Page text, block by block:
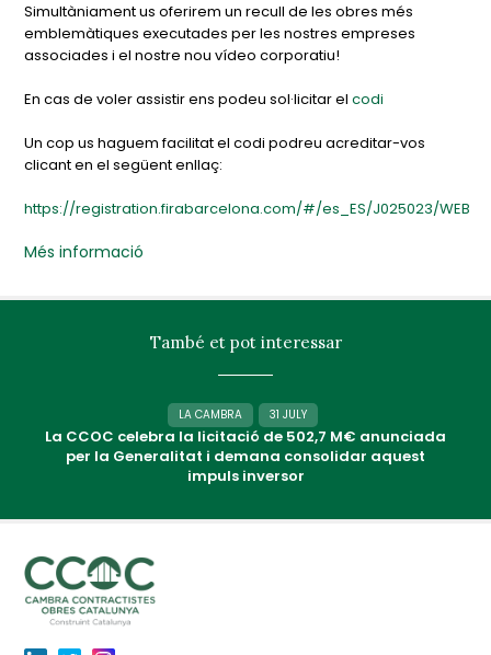
Simultàniament us oferirem un recull de les obres més
emblemàtiques executades per les nostres empreses
associades i el nostre nou vídeo corporatiu!
En cas de voler assistir ens podeu sol·licitar elcodi
Un cop us haguem facilitat el codi podreu acreditar-vos
clicant en el següent enllaç:
https://registration.firabarcelona.com/#/es_ES/J025023/WEB
Més informació
També et pot interessar
LA CAMBRA 31 JULY
La CCOC celebra la licitació de 502,7 M€ anunciada
per la Generalitat i demana consolidar aquest
impuls inversor